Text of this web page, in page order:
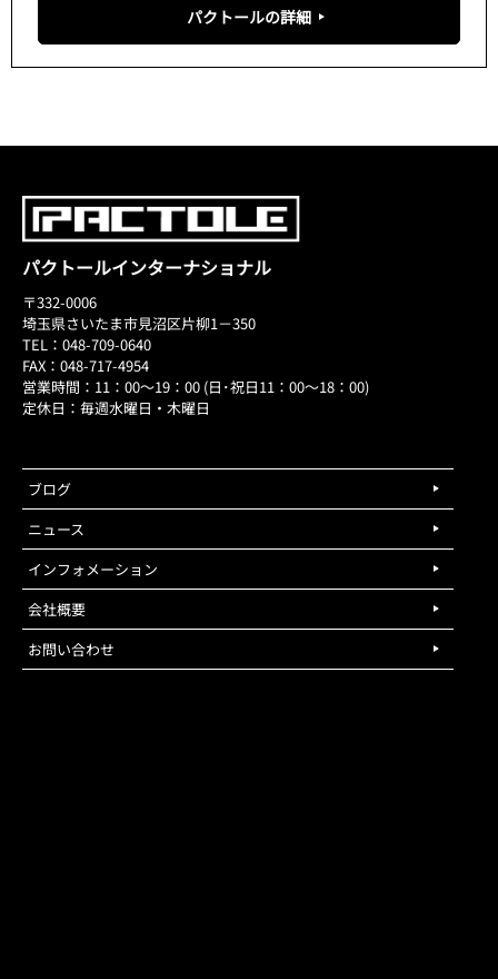
パクトールの詳細
パクトールインターナショナル
〒332-0006
埼玉県さいたま市見沼区片柳1－350
TEL：048-709-0640
FAX：048-717-4954
営業時間：11：00～19：00 (日･祝日11：00～18：00)
定休日：毎週水曜日・木曜日
ブログ
ニュース
インフォメーション
会社概要
お問い合わせ